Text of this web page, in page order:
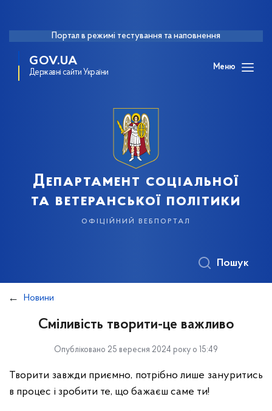
Портал в режимі тестування та наповнення
GOV.UA
Державні сайти України
Меню
Департамент соціальної
та ветеранської політики
офіційний вебпортал
Пошук
Новини
Сміливість творити-це важливо
Опубліковано 25 вересня 2024 року о 15:49
Творити завжди приємно, потрібно лише зануритись
в процес і зробити те, що бажаєш саме ти!